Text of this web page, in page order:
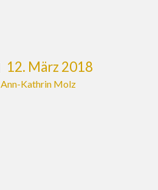
12. März 2018
Ann-Kathrin Molz